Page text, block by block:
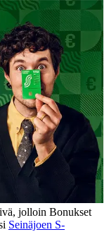
jolloin Bonukset
Seinäjoen S-